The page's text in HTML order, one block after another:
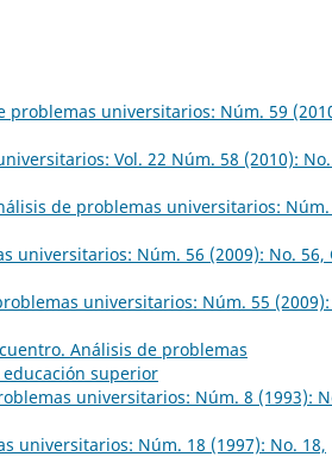
problemas universitarios: Núm. 59
Vol. 22 Núm. 58 (2010):
de problemas universitarios: Núm.
universitarios: Núm. 56 (2009): No. 56,
universitarios: Núm. 55 (2009):
Análisis de problemas
superior
universitarios: Núm. 8 (1993):
universitarios: Núm. 18 (1997): No. 18,